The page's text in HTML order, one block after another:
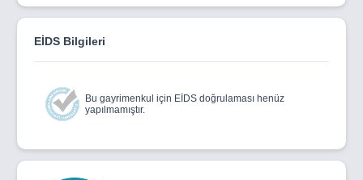
EİDS Bilgileri
Bu gayrimenkul için EİDS doğrulaması henüz
yapılmamıştır.